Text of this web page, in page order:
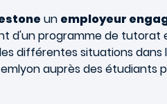
un employeur
d'un programme de
différentes situations
auprès des